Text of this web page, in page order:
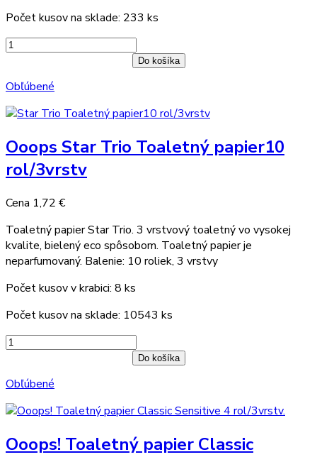
Počet kusov na sklade: 233 ks
Do košíka
Obľúbené
Ooops Star Trio Toaletný papier10
rol/3vrstv
Cena 1,72 €
Toaletný papier Star Trio. 3 vrstvový toaletný vo vysokej
kvalite, bielený eco spôsobom. Toaletný papier je
neparfumovaný. Balenie: 10 roliek, 3 vrstvy
Počet kusov v krabici: 8 ks
Počet kusov na sklade: 10543 ks
Do košíka
Obľúbené
Ooops! Toaletný papier Classic